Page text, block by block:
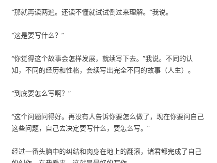
“那就再读两遍。还读不懂就试试倒过来理解。”我说。
“这是要写什么？”
“你觉得这个故事会怎样发展，就续写下去。”我说。不同的认
知，不同的经历和性格，会续写出完全不同的故事（人生）。
“到底要怎么写啊？”
“这个问题问得好。再没有人告诉你要怎么做了，现在你要问自己
这些问题，自己去决定要写什么，要怎么写。”
经过一番头脑中的纠结和肉身在地上的翻滚，诸君都完成了自己